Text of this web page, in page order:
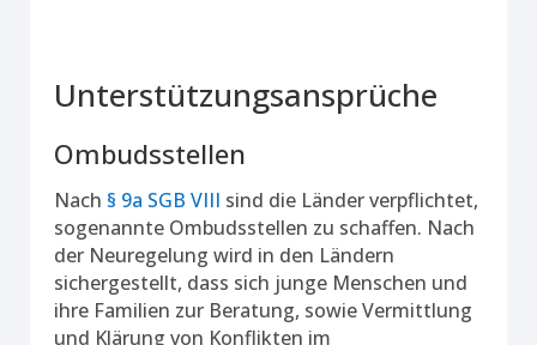
Unterstützungsansprüche
Ombudsstellen
Nach § 9a SGB VIII sind die Länder verpflichtet,
sogenannte Ombudsstellen zu schaffen. Nach
der Neuregelung wird in den Ländern
sichergestellt, dass sich junge Menschen und
ihre Familien zur Beratung, sowie Vermittlung
und Klärung von Konflikten im